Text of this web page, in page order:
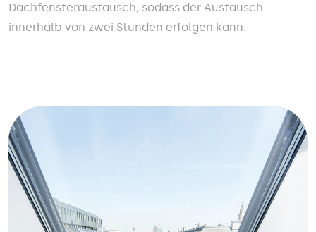
Dachfensteraustausch, sodass der Austausch
innerhalb von zwei Stunden erfolgen kann.